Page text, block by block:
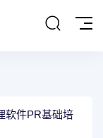
软件PR基础培